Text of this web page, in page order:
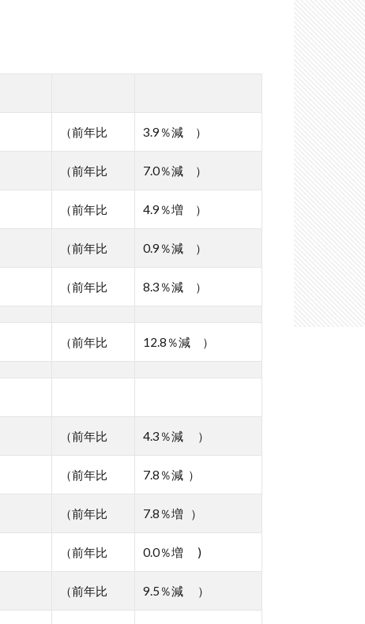
（前年比 3.9％減 ）
（前年比 7.0％減 ）
（前年比 4.9％増 ）
（前年比 0.9％減 ）
（前年比 8.3％減 ）
（前年比 12.8％減 ）
（前年比 4.3％減 ）
（前年比 7.8％減 ）
（前年比 7.8％増 ）
（前年比 0.0％増 )
（前年比 9.5％減 ）